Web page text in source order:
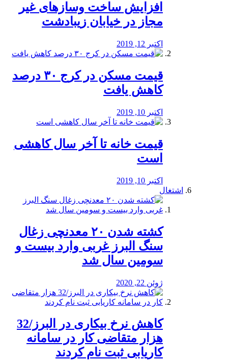
افزایش ساخت وسازهای غیر
مجاز در خیابان زیبادشت
اکتبر 12, 2019
️قیمت مسکن در کرج ۳۰ درصد
کاهش یافت
اکتبر 10, 2019
قیمت خانه تا آخر سال کاهشی
است
اکتبر 10, 2019
اشتغال
کشته شدن ۲۰ معدنچی زغال
سنگ البرز غربی وارد بیست و
سومین سال شد
ژوئن 22, 2020
کاهش نرخ بیکاری در البرز/32
هزار متقاضی کار در سامانه
کاریابی ثبت نام کردند